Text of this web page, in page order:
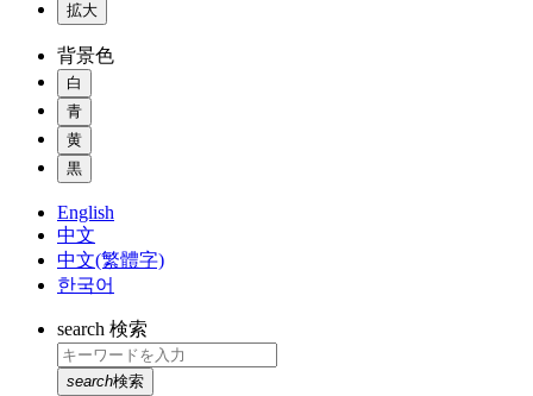
拡大
背景色
白
青
黄
黒
English
中文
中文(繁體字)
한국어
search 検索
search検索